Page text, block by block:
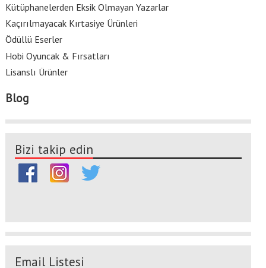
Kütüphanelerden Eksik Olmayan Yazarlar
Kaçırılmayacak Kırtasiye Ürünleri
Ödüllü Eserler
Hobi Oyuncak & Fırsatları
Lisanslı Ürünler
Blog
Bizi takip edin
Email Listesi